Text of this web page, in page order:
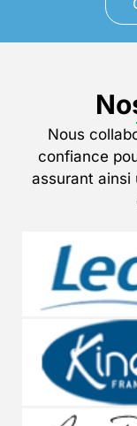
Nous
confiance
assurant ainsi